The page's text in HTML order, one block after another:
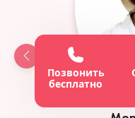
Позвонить
бесплатно